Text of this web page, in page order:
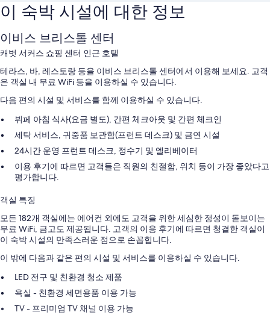
이 숙박 시설에 대한 정보
이비스 브리스톨 센터
캐벗 서커스 쇼핑 센터 인근 호텔
테라스, 바, 레스토랑 등을 이비스 브리스톨 센터에서 이용해 보세요. 고객
은 객실 내 무료 WiFi 등을 이용하실 수 있습니다.
다음 편의 시설 및 서비스를 함께 이용하실 수 있습니다.
뷔페 아침 식사(요금 별도), 간편 체크아웃 및 간편 체크인
세탁 서비스, 귀중품 보관함(프런트 데스크) 및 금연 시설
24시간 운영 프런트 데스크, 정수기 및 엘리베이터
이용 후기에 따르면 고객들은 직원의 친절함, 위치 등이 가장 좋았다고
평가합니다.
객실 특징
모든 182개 객실에는 에어컨 외에도 고객을 위한 세심한 정성이 돋보이는
무료 WiFi, 금고도 제공됩니다. 고객의 이용 후기에 따르면 청결한 객실이
이 숙박 시설의 만족스러운 점으로 손꼽힙니다.
이 밖에 다음과 같은 편의 시설 및 서비스를 이용하실 수 있습니다.
LED 전구 및 친환경 청소 제품
욕실 - 친환경 세면용품 이용 가능
TV - 프리미엄 TV 채널 이용 가능